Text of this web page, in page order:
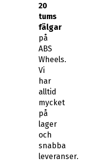
20
tums
fälgar
på
ABS
Wheels.
Vi
har
alltid
mycket
på
lager
och
snabba
leveranser.